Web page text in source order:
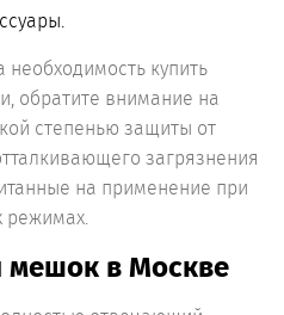
необходимость купить
обратите внимание на
степенью защиты от
загрязнения
на применение при
режимах.
мешок в Москве